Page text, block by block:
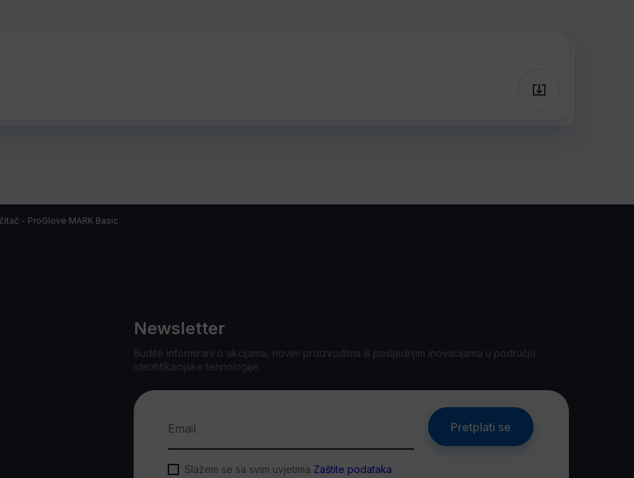
- ProGlove MARK Basic
Newsletter
Budite informirani o akcijama, novim proizvodima ili posljednjim inovacijama u području
identifikacijske tehnologije.
Email
Slažem se sa svim uvjetima Zaštite podataka
Pretplati se